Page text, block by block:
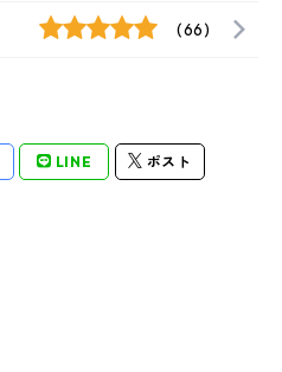
(66)
LINE ポスト